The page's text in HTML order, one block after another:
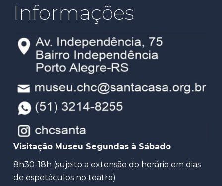
Informações
Visitação Museu Segundas à Sábado
8h30-18h (sujeito a extensão do horário em dias
de espetáculos no teatro)